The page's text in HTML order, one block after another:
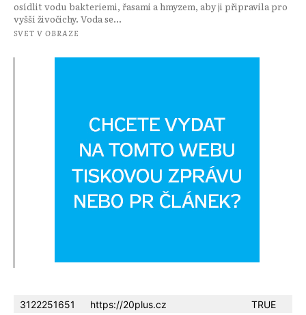
osídlit vodu bakteriemi, řasami a hmyzem, aby ji připravila pro
vyšší živočichy. Voda se...
SVET V OBRAZE
3122251651 https://20plus.cz
TRUE